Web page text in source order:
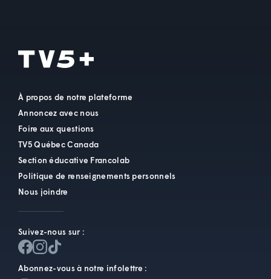
À propos de notre plateforme
Annoncez avec nous
Foire aux questions
TV5 Québec Canada
Section éducative Francolab
Politique de renseignements personnels
Nous joindre
Suivez-nous sur :
Abonnez-vous à notre infolettre :